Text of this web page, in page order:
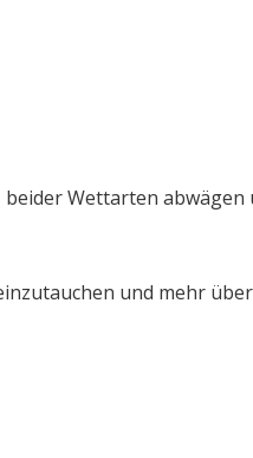
beider Wettarten abwägen
und mehr